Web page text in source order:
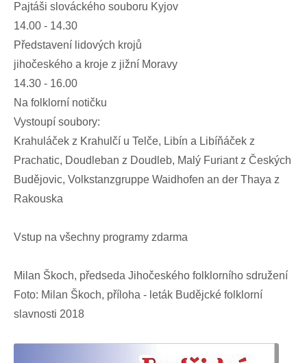
Pajtáši slováckého souboru Kyjov
14.00 - 14.30
Představení lidových krojů
jihočeského a kroje z jižní Moravy
14.30 - 16.00
Na folklorní notičku
Vystoupí soubory:
Krahuláček z Krahulčí u Telče, Libín a Libíňáček z
Prachatic, Doudleban z Doudleb, Malý Furiant z Českých
Budějovic, Volkstanzgruppe Waidhofen an der Thaya z
Rakouska
Vstup na všechny programy zdarma
Milan Škoch, předseda Jihočeského folklorního sdružení
Foto: Milan Škoch, příloha - leták Budějcké folklorní
slavnosti 2018